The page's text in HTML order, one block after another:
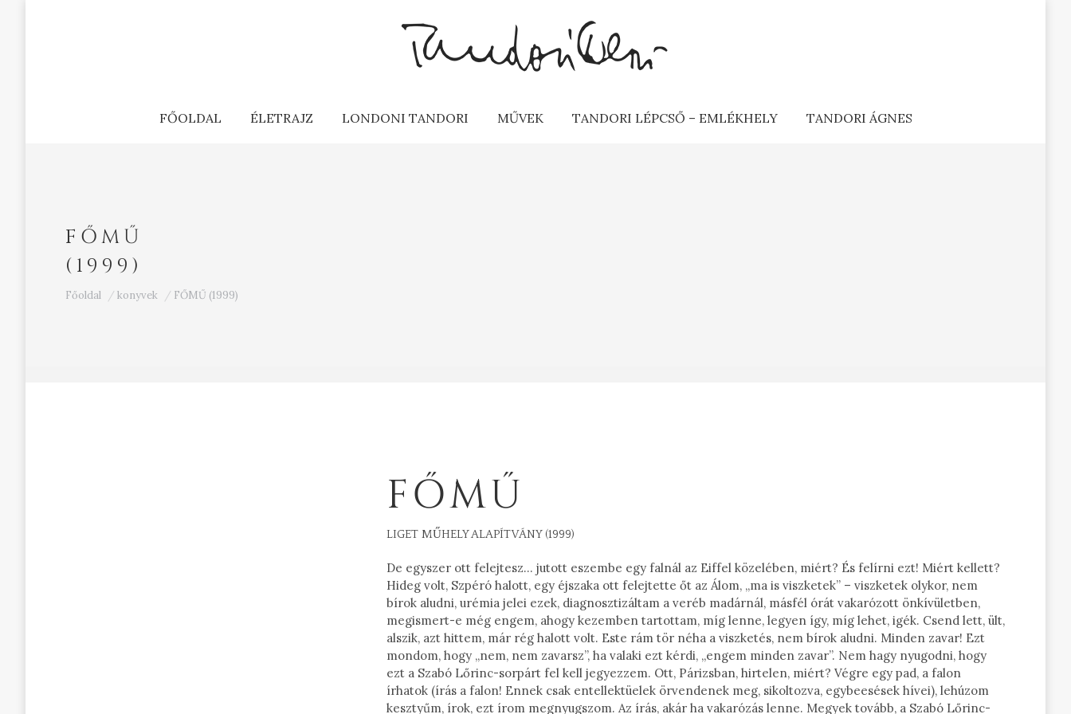
FŐOLDAL ÉLETRAJZ LONDONI TANDORI MŰVEK TANDORI LÉPCSŐ – EMLÉKHELY TANDORI ÁGNES
FŐMŰ
(1999)
Ön itt van:
Főoldal konyvek FŐMŰ (1999)
FŐMŰ
LIGET MŰHELY ALAPÍTVÁNY (1999)
De egyszer ott felejtesz… jutott eszembe egy falnál az Eiffel közelében, miért? És felírni ezt! Miért kellett?
Hideg volt, Szpéró halott, egy éjszaka ott felejtette őt az Álom, „ma is viszketek” – viszketek olykor, nem
bírok aludni, urémia jelei ezek, diagnosztizáltam a veréb madárnál, másfél órát vakarózott önkívületben,
megismert-e még engem, ahogy kezemben tartottam, míg lenne, legyen így, míg lehet, igék. Csend lett, ült,
alszik, azt hittem, már rég halott volt. Este rám tör néha a viszketés, nem bírok aludni. Minden zavar! Ezt
mondom, hogy „nem, nem zavarsz”, ha valaki ezt kérdi, „engem minden zavar”. Nem hagy nyugodni, hogy
ezt a Szabó Lőrinc-sorpárt fel kell jegyezzem. Ott, Párizsban, hirtelen, miért? Végre egy pad, a falon
írhatok (írás a falon! Ennek csak entellektüelek örvendenek meg, sikoltozva, egybeesések hívei), lehúzom
kesztyűm, írok, ezt írom megnyugszom. Az írás, akár ha vakarózás lenne. Megyek tovább, a Szabó Lőrinc-